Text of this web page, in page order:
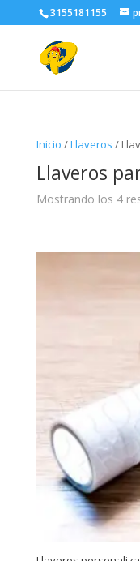
3155181155
Inicio /Llaveros /
Llaveros
Mostrando los 4